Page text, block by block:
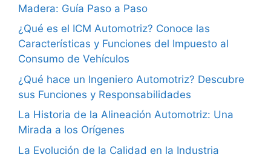
Madera: Guía Paso a Paso
¿Qué es el ICM Automotriz? Conoce las
Características y Funciones del Impuesto al
Consumo de Vehículos
¿Qué hace un Ingeniero Automotriz? Descubre
sus Funciones y Responsabilidades
La Historia de la Alineación Automotriz: Una
Mirada a los Orígenes
La Evolución de la Calidad en la Industria